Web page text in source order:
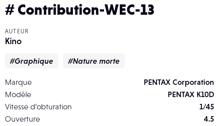
# Contribution-WEC-13
AUTEUR
Kino
#Graphique #Nature morte
Marque
PENTAX Corporation
Modèle
PENTAX K10D
Vitesse d’obturation
1/45
Ouverture
4.5